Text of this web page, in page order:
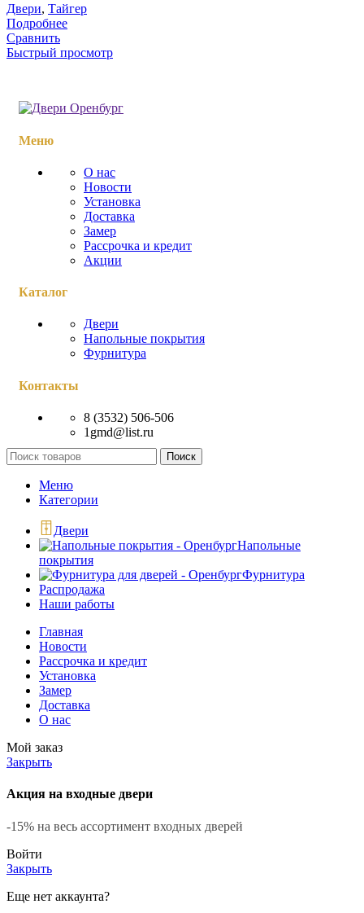
Двери, Тайгер
Подробнее
Сравнить
Быстрый просмотр
Меню
О нас
Новости
Установка
Доставка
Замер
Рассрочка и кредит
Акции
Каталог
Двери
Напольные покрытия
Фурнитура
Контакты
8 (3532) 506-506
1gmd@list.ru
Поиск
Меню
Категории
Двери
Напольные
покрытия
Фурнитура
Распродажа
Наши работы
Главная
Новости
Рассрочка и кредит
Установка
Замер
Доставка
О нас
Мой заказ
Закрыть
Акция на входные двери
-15% на весь ассортимент входных дверей
Войти
Закрыть
Еще нет аккаунта?